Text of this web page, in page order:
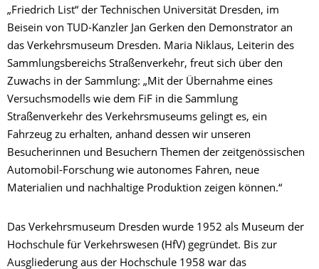
„Friedrich List“ der Technischen Universität Dresden, im
Beisein von TUD-Kanzler Jan Gerken den Demonstrator an
das Verkehrsmuseum Dresden. Maria Niklaus, Leiterin des
Sammlungsbereichs Straßenverkehr, freut sich über den
Zuwachs in der Sammlung: „Mit der Übernahme eines
Versuchsmodells wie dem FiF in die Sammlung
Straßenverkehr des Verkehrsmuseums gelingt es, ein
Fahrzeug zu erhalten, anhand dessen wir unseren
Besucherinnen und Besuchern Themen der zeitgenössischen
Automobil-Forschung wie autonomes Fahren, neue
Materialien und nachhaltige Produktion zeigen können.“
Das Verkehrsmuseum Dresden wurde 1952 als Museum der
Hochschule für Verkehrswesen (HfV) gegründet. Bis zur
Ausgliederung aus der Hochschule 1958 war das